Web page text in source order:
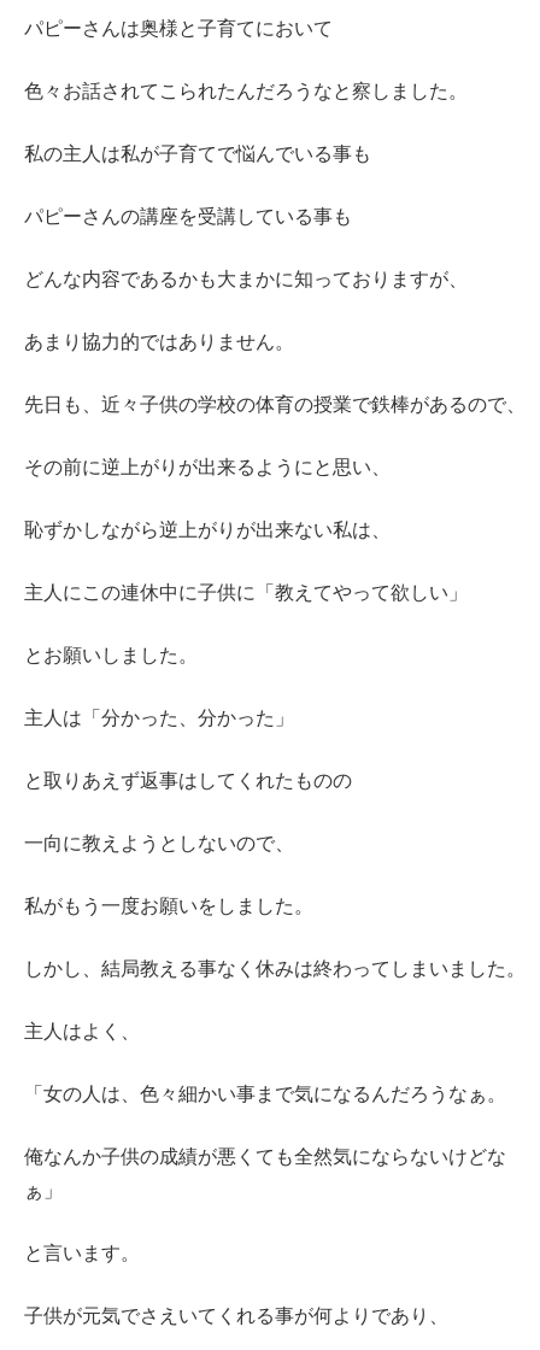
パピーさんは奥様と子育てにおいて
色々お話されてこられたんだろうなと察しました。
私の主人は私が子育てで悩んでいる事も
パピーさんの講座を受講している事も
どんな内容であるかも大まかに知っておりますが、
あまり協力的ではありません。
先日も、近々子供の学校の体育の授業で鉄棒があるので、
その前に逆上がりが出来るようにと思い、
恥ずかしながら逆上がりが出来ない私は、
主人にこの連休中に子供に「教えてやって欲しい」
とお願いしました。
主人は「分かった、分かった」
と取りあえず返事はしてくれたものの
一向に教えようとしないので、
私がもう一度お願いをしました。
しかし、結局教える事なく休みは終わってしまいました。
主人はよく、
「女の人は、色々細かい事まで気になるんだろうなぁ。
俺なんか子供の成績が悪くても全然気にならないけどな
ぁ」
と言います。
子供が元気でさえいてくれる事が何よりであり、